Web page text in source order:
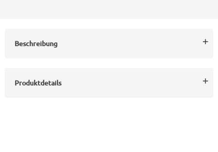
Beschreibung
Produktdetails